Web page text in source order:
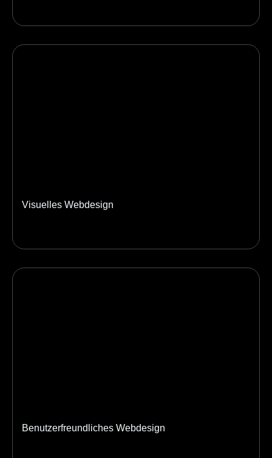
Visuelles Webdesign
Benutzerfreundliches Webdesign